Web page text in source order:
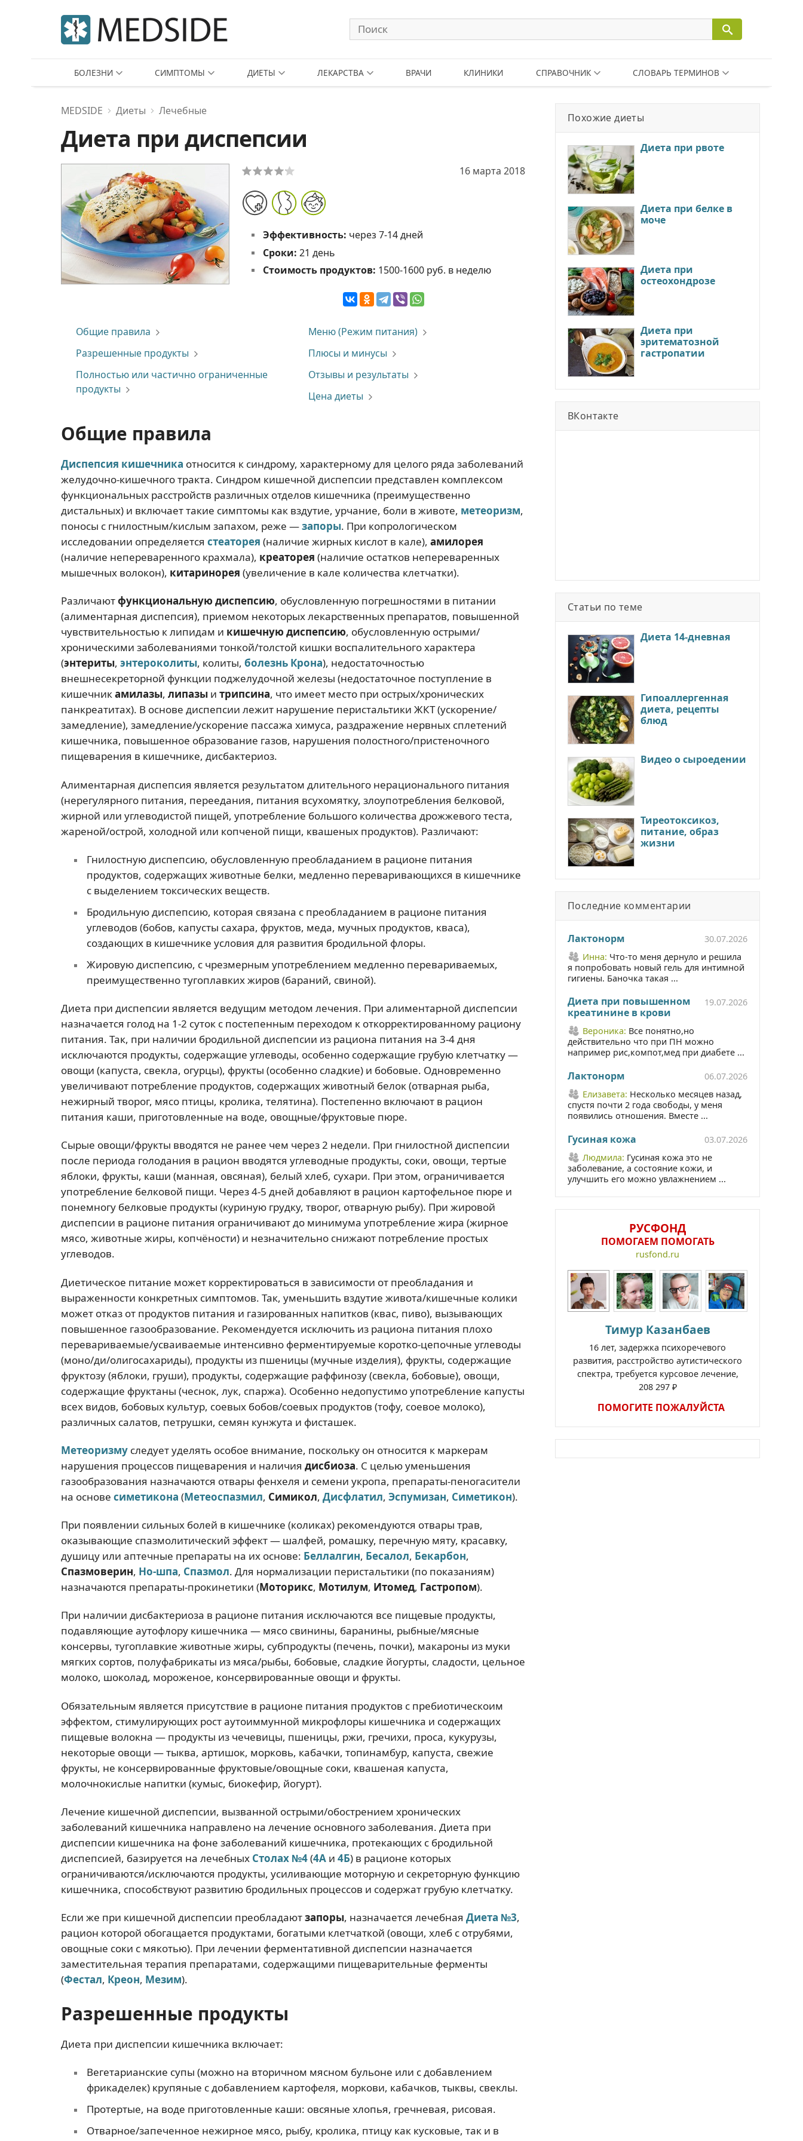
БОЛЕЗНИ СИМПТОМЫ ДИЕТЫ ЛЕКАРСТВА ВРАЧИ КЛИНИКИ СПРАВОЧНИК СЛОВАРЬ ТЕРМИНОВ
MEDSIDE Диеты Лечебные
Диета при диспепсии
16 марта 2018
Эффективность: через 7-14 дней
Сроки: 21 день
Стоимость продуктов: 1500-1600 руб. в неделю
Общие правила
Разрешенные продукты
Полностью или частично ограниченные
продукты
Меню (Режим питания)
Плюсы и минусы
Отзывы и результаты
Цена диеты
Общие правила
Диспепсия кишечника относится к синдрому, характерному для целого ряда заболеваний
желудочно-кишечного тракта. Синдром кишечной диспепсии представлен комплексом
функциональных расстройств различных отделов кишечника (преимущественно
дистальных) и включает такие симптомы как вздутие, урчание, боли в животе, метеоризм,
поносы с гнилостным/кислым запахом, реже —запоры. При копрологическом
исследовании определяется стеаторея (наличие жирных кислот в кале), амилорея
(наличие непереваренного крахмала), креаторея (наличие остатков непереваренных
мышечных волокон), китаринорея (увеличение в кале количества клетчатки).
Различаютфункциональную диспепсию, обусловленную погрешностями в питании
(алиментарная диспепсия), приемом некоторых лекарственных препаратов, повышенной
чувствительностью к липидам и кишечную диспепсию, обусловленную острыми/
хроническими заболеваниями тонкой/толстой кишки воспалительного характера
(энтериты, энтероколиты, колиты, болезнь Крона), недостаточностью
внешнесекреторной функции поджелудочной железы (недостаточное поступление в
кишечникамилазы, липазы и трипсина, что имеет место при острых/хронических
панкреатитах). В основе диспепсии лежит нарушение перистальтики ЖКТ (ускорение/
замедление), замедление/ускорение пассажа химуса, раздражение нервных сплетений
кишечника, повышенное образование газов, нарушения полостного/пристеночного
пищеварения в кишечнике, дисбактериоз.
Алиментарная диспепсия является результатом длительного нерационального питания
(нерегулярного питания, переедания, питания всухомятку, злоупотребления белковой,
жирной или углеводистой пищей, употребление большого количества дрожжевого теста,
жареной/острой, холодной или копченой пищи, квашеных продуктов). Различают:
Гнилостную диспепсию, обусловленную преобладанием в рационе питания
продуктов, содержащих животные белки, медленно переваривающихся в кишечнике
с выделением токсических веществ.
Бродильную диспепсию, которая связана с преобладанием в рационе питания
углеводов (бобов, капусты сахара, фруктов, меда, мучных продуктов, кваса),
создающих в кишечнике условия для развития бродильной флоры.
Жировую диспепсию, с чрезмерным употреблением медленно перевариваемых,
преимущественно тугоплавких жиров (бараний, свиной).
Диета при диспепсии является ведущим методом лечения. При алиментарной диспепсии
назначается голод на 1-2 суток с постепенным переходом к откорректированному рациону
питания. Так, при наличии бродильной диспепсии из рациона питания на 3-4 дня
исключаются продукты, содержащие углеводы, особенно содержащие грубую клетчатку —
овощи (капуста, свекла, огурцы), фрукты (особенно сладкие) и бобовые. Одновременно
увеличивают потребление продуктов, содержащих животный белок (отварная рыба,
нежирный творог, мясо птицы, кролика, телятина). Постепенно включают в рацион
питания каши, приготовленные на воде, овощные/фруктовые пюре.
Сырые овощи/фрукты вводятся не ранее чем через 2 недели. При гнилостной диспепсии
после периода голодания в рацион вводятся углеводные продукты, соки, овощи, тертые
яблоки, фрукты, каши (манная, овсяная), белый хлеб, сухари. При этом, ограничивается
употребление белковой пищи. Через 4-5 дней добавляют в рацион картофельное пюре и
понемногу белковые продукты (куриную грудку, творог, отварную рыбу). При жировой
диспепсии в рационе питания ограничивают до минимума употребление жира (жирное
мясо, животные жиры, копчёности) и незначительно снижают потребление простых
углеводов.
Диетическое питание может корректироваться в зависимости от преобладания и
выраженности конкретных симптомов. Так, уменьшить вздутие живота/кишечные колики
может отказ от продуктов питания и газированных напитков (квас, пиво), вызывающих
повышенное газообразование. Рекомендуется исключить из рациона питания плохо
перевариваемые/усваиваемые интенсивно ферментируемые коротко-цепочные углеводы
(моно/ди/олигосахариды), продукты из пшеницы (мучные изделия), фрукты, содержащие
фруктозу (яблоки, груши), продукты, содержащие раффинозу (свекла, бобовые), овощи,
содержащие фруктаны (чеснок, лук, спаржа). Особенно недопустимо употребление капусты
всех видов, бобовых культур, соевых бобов/соевых продуктов (тофу, соевое молоко),
различных салатов, петрушки, семян кунжута и фисташек.
Метеоризму следует уделять особое внимание, поскольку он относится к маркерам
нарушения процессов пищеварения и наличия дисбиоза. С целью уменьшения
газообразования назначаются отвары фенхеля и семени укропа, препараты-пеногасители
на основе симетикона (Метеоспазмил, Симикол, Дисфлатил, Эспумизан, Симетикон).
При появлении сильных болей в кишечнике (коликах) рекомендуются отвары трав,
оказывающие спазмолитический эффект — шалфей, ромашку, перечную мяту, красавку,
душицу или аптечные препараты на их основе: Беллалгин, Бесалол, Бекарбон,
Спазмоверин, Но-шпа, Спазмол. Для нормализации перистальтики (по показаниям)
назначаются препараты-прокинетики (Моторикс, Мотилум, Итомед, Гастропом).
При наличии дисбактериоза в рационе питания исключаются все пищевые продукты,
подавляющие аутофлору кишечника — мясо свинины, баранины, рыбные/мясные
консервы, тугоплавкие животные жиры, субпродукты (печень, почки), макароны из муки
мягких сортов, полуфабрикаты из мяса/рыбы, бобовые, сладкие йогурты, сладости, цельное
молоко, шоколад, мороженое, консервированные овощи и фрукты.
Обязательным является присутствие в рационе питания продуктов с пребиотическоим
эффектом, стимулирующих рост аутоиммунной микрофлоры кишечника и содержащих
пищевые волокна — продукты из чечевицы, пшеницы, ржи, гречихи, проса, кукурузы,
некоторые овощи — тыква, артишок, морковь, кабачки, топинамбур, капуста, свежие
фрукты, не консервированные фруктовые/овощные соки, квашеная капуста,
молочнокислые напитки (кумыс, биокефир, йогурт).
Лечение кишечной диспепсии, вызванной острыми/обострением хронических
заболеваний кишечника направлено на лечение основного заболевания. Диета при
диспепсии кишечника на фоне заболеваний кишечника, протекающих с бродильной
диспепсией, базируется на лечебных Столах №4(4А и 4Б) в рационе которых
ограничиваются/исключаются продукты, усиливающие моторную и секреторную функцию
кишечника, способствуют развитию бродильных процессов и содержат грубую клетчатку.
Если же при кишечной диспепсии преобладаютзапоры, назначается лечебная Диета №3,
рацион которой обогащается продуктами, богатыми клетчаткой (овощи, хлеб с отрубями,
овощные соки с мякотью). При лечении ферментативной диспепсии назначается
заместительная терапия препаратами, содержащими пищеварительные ферменты
(Фестал, Креон, Мезим).
Разрешенные продукты
Диета при диспепсии кишечника включает:
Вегетарианские супы (можно на вторичном мясном бульоне или с добавлением
фрикаделек) крупяные с добавлением картофеля, моркови, кабачков, тыквы, свеклы.
Протертые, на воде приготовленные каши: овсяные хлопья, гречневая, рисовая.
Отварное/запеченное нежирное мясо, рыбу, кролика, птицу как кусковые, так и в
Похожие диеты
Диета при рвоте
Диета при белке в
моче
Диета при
остеохондрозе
Диета при
эритематозной
гастропатии
ВКонтакте
Статьи по теме
Диета 14-дневная
Гипоаллергенная
диета, рецепты
блюд
Видео о сыроедении
Тиреотоксикоз,
питание, образ
жизни
Последние комментарии
Лактонорм
30.07.2026
Инна: Что-то меня дернуло и решила
я попробовать новый гель для интимной
гигиены. Баночка такая ...
Диета при повышенном
креатинине в крови
19.07.2026
Вероника: Все понятно,но
действительно что при ПН можно
например рис,компот,мед при диабете ...
Лактонорм
06.07.2026
Елизавета: Несколько месяцев назад,
спустя почти 2 года свободы, у меня
появились отношения. Вместе ...
Гусиная кожа
03.07.2026
Людмила: Гусиная кожа это не
заболевание, а состояние кожи, и
улучшить его можно увлажнением ...
РУСФОНД
ПОМОГАЕМ ПОМОГАТЬ
rusfond.ru
Тимур Казанбаев
16 лет, задержка психоречевого
развития, расстройство аутистического
спектра, требуется курсовое лечение,
208 297 ₽
ПОМОГИТЕ ПОЖАЛУЙСТА